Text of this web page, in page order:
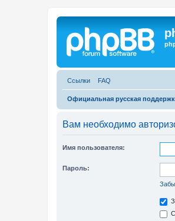
Ссылки FAQ
Официальная русская
Вам необходимо
Имя пользователя:
Пароль: